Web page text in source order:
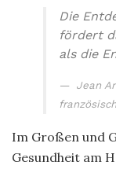
Die
fördert
als die
Jean
Im Großen und
Gesundheit am